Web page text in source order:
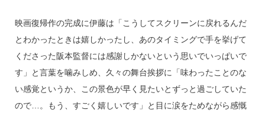
映画復帰作の完成に伊藤は「こうしてスクリーンに戻れるんだ
とわかったときは嬉しかったし、あのタイミングで手を挙げて
くださった阪本監督には感謝しかないという思いでいっぱいで
す」と言葉を噛みしめ、久々の舞台挨拶に「味わったことのな
い感覚というか、この景色が早く見たいとずっと過ごしていた
ので…。もう、すごく嬉しいです」と目に涙をためながら感慨